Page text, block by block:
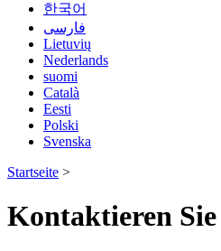
한국어
فارسی
Lietuvių
Nederlands
suomi
Català
Eesti
Polski
Svenska
Startseite >
Kontaktieren Sie